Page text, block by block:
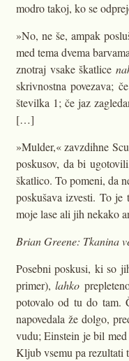
modro takoj, ko se
»No, ne še, ampak
med tema dvema
znotraj vsake škatlice
skrivnostna povezava;
številka 1; če jaz
[…]
»Mulder,« zavzdihne
poskusov, da bi
škatlico. To pomeni, da
poskušava izvesti. To
moje lase ali jih nekako
Brian Greene: Tkanina
Posebni poskusi, ki so
primer),lahko
potovalo od tu do tam.
napovedala že dolgo,
vudu; Einstein je bil
Kljub vsemu pa rezultati